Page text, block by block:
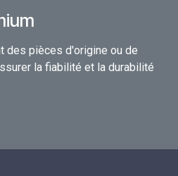
des pièces d'origine ou de
la fiabilité et la durabilité